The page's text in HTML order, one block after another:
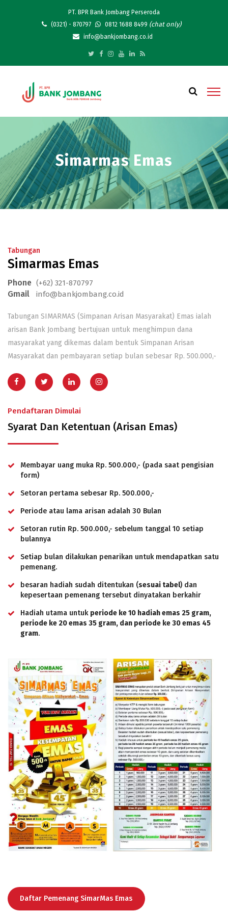
PT. BPR Bank Jombang Perseroda
(0321) - 870797
0812 1688 8499 (chat only)
info@bankjombang.co.id
Simarmas Emas
Tabungan
Simarmas Emas
Phone (+62) 321-870797
Gmail info@bankjombang.co.id
Tabungan SIMARMAS (Simpanan Arisan Masyarakat) Emas ialah
arisan Bank Jombang bertujuan untuk menghimpun dana
masyarakat yang dikemas dalam bentuk Simpanan Arisan
Masyarakat dan pembayaran setiap bulan sebesar Rp. 500.000,-
Pendaftaran Dimulai
Syarat Dan Ketentuan (Arisan Emas)
Membayar uang muka Rp. 500.000,- (pada saat pengisian
form)
Setoran pertama sebesar Rp. 500.000,-
Periode atau lama arisan adalah 30 Bulan
Setoran rutin Rp. 500.000,- sebelum tanggal 10 setiap
bulannya
Setiap bulan dilakukan penarikan untuk mendapatkan satu
pemenang.
besaran hadiah sudah ditentukan (sesuai tabel) dan
kepesertaan pemenang tersebut dinyatakan berkahir
Hadiah utama untuk periode ke 10 hadiah emas 25 gram,
periode ke 20 emas 35 gram, dan periode ke 30 emas 45
gram.
Daftar Pemenang SimarMas Emas